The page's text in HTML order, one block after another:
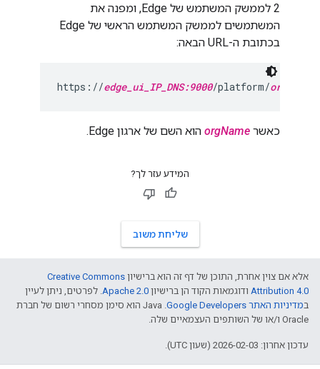
2 לממשק המשתמש של Edge, ומפנה את
המשתמשים לממשק המשתמש הראשי של Edge
בכתובת ה-URL הבאה:
https://edge_ui_IP_DNS:9000/platform/orgName
כאשר orgName הוא השם של ארגון Edge.
המידע עזר לך?
שליחת משוב
אלא אם צוין אחרת, התוכן של דף זה הוא ברישיון Creative Commons
Attribution 4.0 ודוגמאות הקוד הן ברישיון Apache 2.0. לפרטים, ניתן לעיין
במדיניות האתר Google Developers‏
.‏ Java הוא סימן מסחרי רשום של חברת
Oracle ו/או של השותפים העצמאיים שלה.
עדכון אחרון: 2026-02-03 (שעון UTC).